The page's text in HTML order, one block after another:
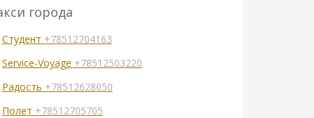
города
Студент +78512704163
Service-Voyage +78512503220
Радость +78512628050
Полет +78512705705